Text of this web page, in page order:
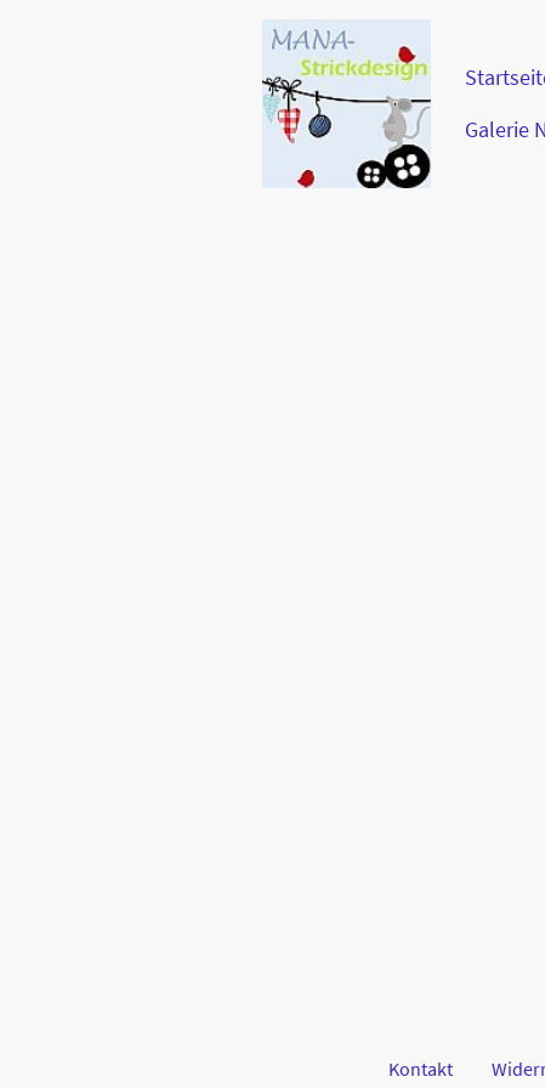
Galerie
Kontakt